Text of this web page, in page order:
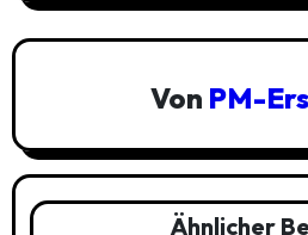
s
v
i
Von PM-
Ähnlicher